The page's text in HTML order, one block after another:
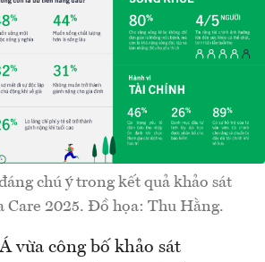
chú ý trong kết quả khảo sát
Care 2025. Đồ họa: Thu Hằng.
vừa công bố khảo sát